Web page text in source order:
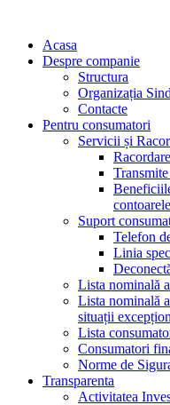
Acasa
Despre companie
Structura
Organizația
Contacte
Pentru consumatori
Servicii și
Suport
Telefon
Linia
Lista nominală
Lista nominală
situații
Lista
Consumatori
Norme de
Transparenta
Activitatea